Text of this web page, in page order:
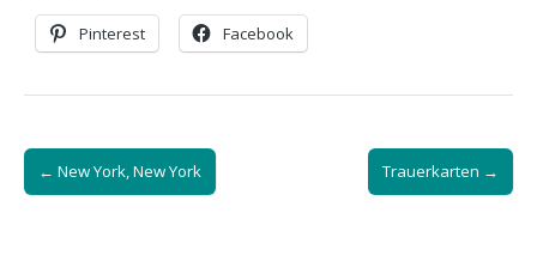
Pinterest Facebook
Post
navigation
← New York, New York Trauerkarten →